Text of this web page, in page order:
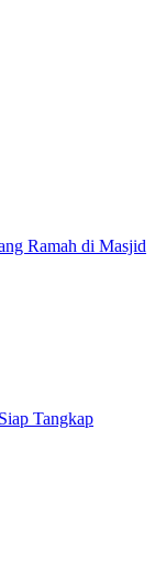
Ramah di Masjid
Tangkap